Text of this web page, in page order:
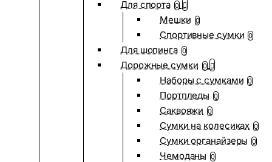
Для спорта 0
Мешки 0
Спортивные сумки 0
Для шопинга 0
Дорожные сумки 0
Наборы с сумками 0
Портпледы 0
Саквояжи 0
Сумки на колесиках 0
Сумки органайзеры 0
Чемоданы 0